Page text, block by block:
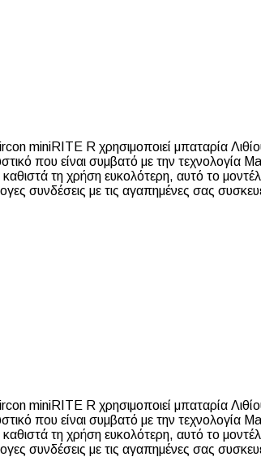
miniRITE R χρησιμοποιεί μπαταρία
που είναι συμβατό με την τεχνολογία
τη χρήση ευκολότερη, αυτό το
συνδέσεις με τις αγαπημένες σας
miniRITE R χρησιμοποιεί μπαταρία
που είναι συμβατό με την τεχνολογία
τη χρήση ευκολότερη, αυτό το
συνδέσεις με τις αγαπημένες σας